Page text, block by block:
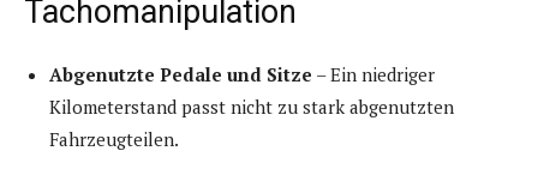
Tachomanipulation
Abgenutzte Pedale und Sitze – Ein niedriger
Kilometerstand passt nicht zu stark abgenutzten
Fahrzeugteilen.